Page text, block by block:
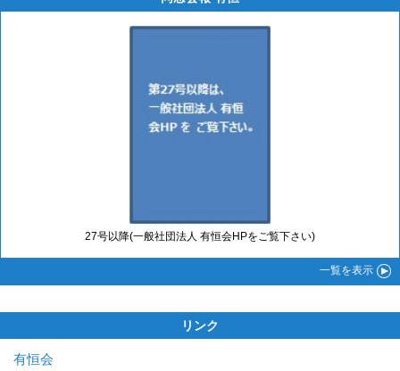
27号以降(一般社団法人 有恒会HPをご覧下さい)
一覧を表示
リンク
有恒会